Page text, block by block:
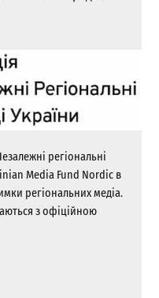
регіональні
Media Fund Nordic в
регіональних медіа.
з офіційною